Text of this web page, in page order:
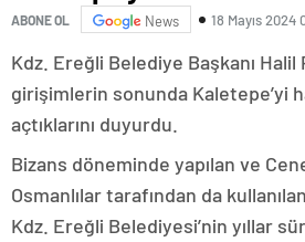
ABONE OL News 18 Mayıs 2024
Kdz. Ereğli Belediye Başkanı Halil
girişimlerin sonunda Kaletepe’yi
açtıklarını duyurdu.
Bizans döneminde yapılan ve
Osmanlılar tarafından da
Kdz. Ereğli Belediyesi’nin yıllar